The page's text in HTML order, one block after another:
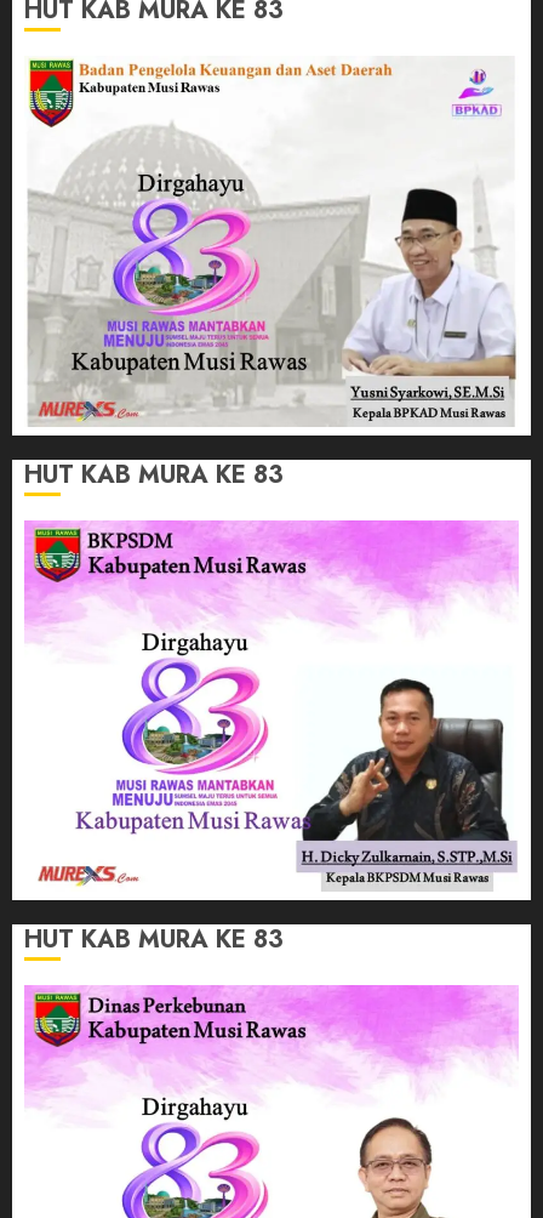
HUT KAB MURA KE 83
HUT KAB MURA KE 83
HUT KAB MURA KE 83